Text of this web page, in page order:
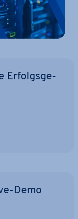
Er­folgs­ge­
Demo